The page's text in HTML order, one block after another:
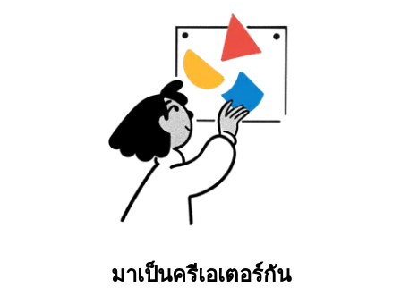
มาเป็นครีเอเตอร์กัน